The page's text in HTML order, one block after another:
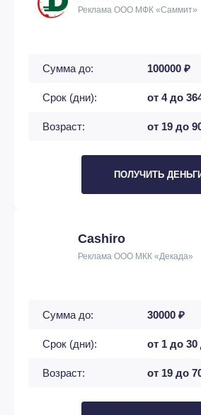
Реклама ООО МФК «Саммит»
Сумма до: 100000 ₽
Срок (дни): от 4 до
Возраст: от 19 до
ПОЛУЧИТЬ
Cashiro
Реклама ООО МКК «Декада»
Сумма до: 30000 ₽
Срок (дни): от 1 до 30
Возраст: от 19 до